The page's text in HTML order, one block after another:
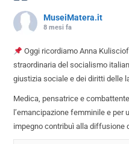
MuseiMatera.it
8 mesi fa
Oggi ricordiamo Anna
straordinaria del socialismo
giustizia sociale e dei diritti delle
Medica, pensatrice e
l’emancipazione femminile e per
impegno contribuì alla diffusione